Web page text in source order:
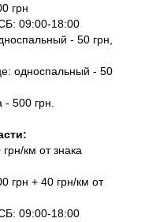
грн
09:00-18:00
- 50 грн,
односпальный - 50
- 500 грн.
км от знака
грн + 40 грн/км от
09:00-18:00